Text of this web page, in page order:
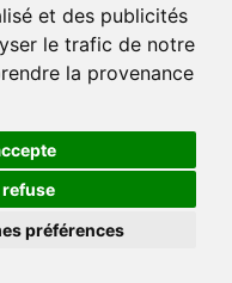
et des publicités
le trafic de notre
la provenance
refuse
préférences
et choisissez le retrait
toute simplicité.
une expérience pratique,
au service de votre
Tous droits réservés –
Pharmacie en ligne